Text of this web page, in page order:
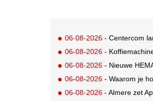
06-08-2026 - Centercom
06-08-2026 -
06-08-2026 - Nieuwe
06-08-2026 - Waarom je
06-08-2026 - Almere zet